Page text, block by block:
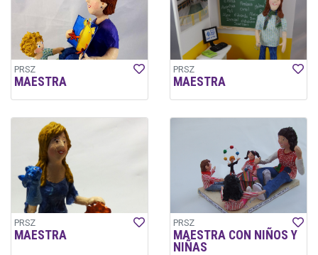
PRSZ
MAESTRA
PRSZ
MAESTRA
PRSZ
MAESTRA
PRSZ
MAESTRA CON NIÑOS Y
NIÑAS